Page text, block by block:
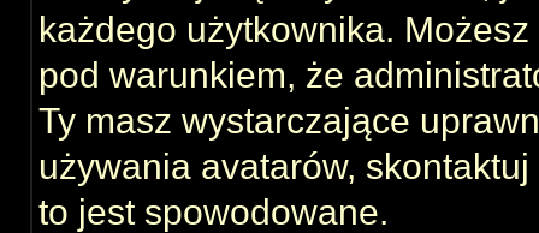
każdego użytkownika.
pod warunkiem, że
Ty masz wystarczające
używania avatarów,
to jest spowodowane.